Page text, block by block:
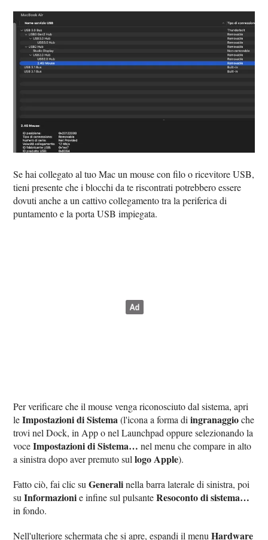
Se hai collegato al tuo Mac un mouse con filo o ricevitore USB,
tieni presente che i blocchi da te riscontrati potrebbero essere
dovuti anche a un cattivo collegamento tra la periferica di
puntamento e la porta USB impiegata.
Per verificare che il mouse venga riconosciuto dal sistema, apri
leImpostazioni di Sistema(l'icona a forma diingranaggioche
trovi nel Dock, in App o nel Launchpad oppure selezionando la
voceImpostazioni di Sistema… nel menu che compare in alto
a sinistra dopo aver premuto sullogo Apple).
Fatto ciò, fai clic suGeneralinella barra laterale di sinistra, poi
suInformazionie infine sul pulsanteResoconto di sistema…
in fondo.
Nell'ulteriore schermata che si apre, espandi il menuHardware